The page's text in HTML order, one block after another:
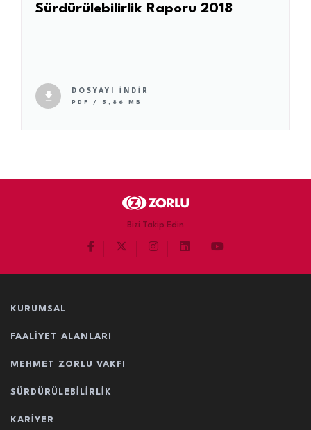
Sürdürülebilirlik Raporu 2018
DOSYAYI İNDİR
PDF / 5,86 MB
Bizi Takip Edin
KURUMSAL
FAALIYET ALANLARI
MEHMET ZORLU VAKFI
SÜRDÜRÜLEBILIRLIK
KARIYER